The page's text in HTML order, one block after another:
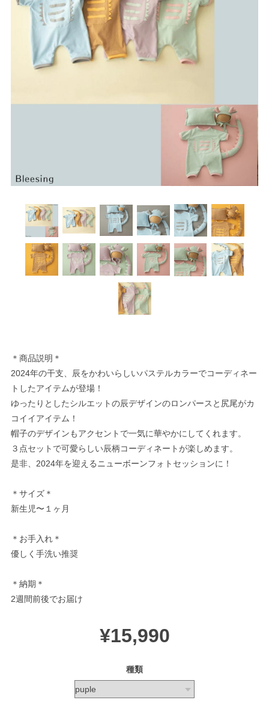
＊商品説明＊
2024年の干支、辰をかわいらしいパステルカラーでコーディネー
トしたアイテムが登場！
ゆったりとしたシルエットの辰デザインのロンパースと尻尾がカ
コイイアイテム！
帽子のデザインもアクセントで一気に華やかにしてくれます。
３点セットで可愛らしい辰柄コーディネートが楽しめます。
是非、2024年を迎えるニューボーンフォトセッションに！
＊サイズ＊
新生児〜１ヶ月
＊お手入れ＊
優しく手洗い推奨
＊納期＊
2週間前後でお届け
¥15,990
種類